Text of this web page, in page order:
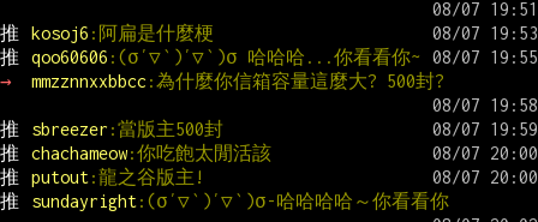
推 kosoj6 :阿扁是什麼梗
推
qoo60606 :(σ′▽‵)′▽‵)σ 哈哈哈...你看看你~
→
mmzznnxxbbcc :為什麼你信箱容量這麼大? 500封?
推 sbreezer :當版主500封
推
chachameow:你吃飽太閒活該
推
putout:龍之谷版主!
推
sundayright:(σ′▽‵)′▽‵)σ-哈哈哈哈～你看看你